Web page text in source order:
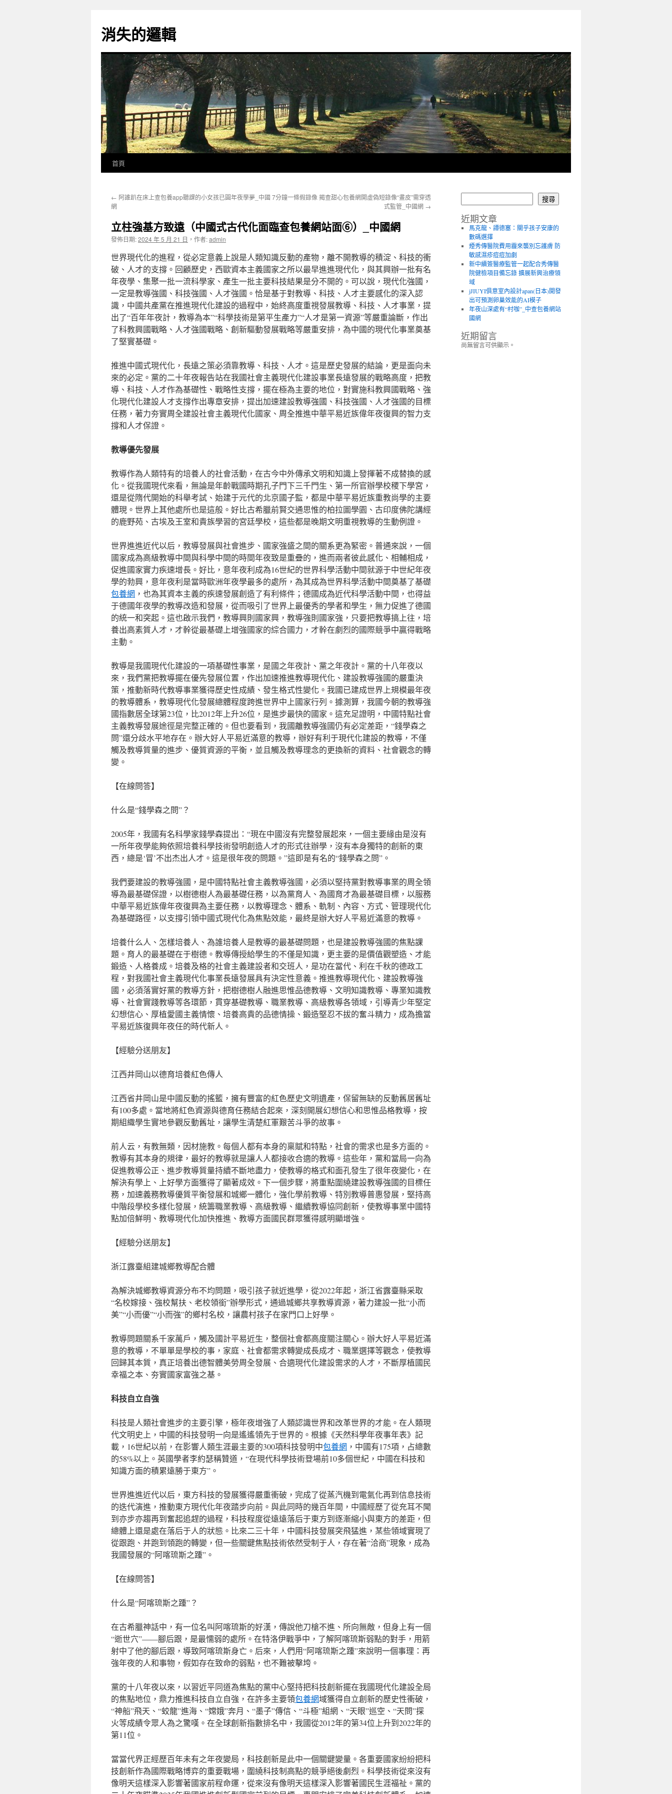
主
要
消失的邏輯
首頁
← 阿誰趴在床上查包養app聽課的小女孩已圓年夜學夢_中國
網
7分鐘一條假錄像 揭查甜心包養網開虛偽短錄像“畫皮”需穿透
式監管_中國網 →
立柱強基方致遠（中國式古代化面臨查包養網站面⑥）_中國網
發佈日期:2024 年 5 月 21 日 ， 作者:admin
世界現代化的進程，從必定意義上說是人類知識反動的產物，離不開教導的積淀、科技的衝
破、人才的支撐。回顧歷史，西歐資本主義國家之所以最早進進現代化，與其興辦一批有名
年夜學、集聚一批一流科學家、產生一批主要科技結果是分不開的。可以說，現代化強國，
一定是教導強國、科技強國、人才強國。恰是基于對教導、科技、人才主要感化的深入認
識，中國共產黨在推進現代化建設的過程中，始終高度重視發展教導、科技、人才事業，提
出了“百年年夜計，教導為本”“科學技術是第平生產力”“人才是第一資源”等嚴重論斷，作出
了科教興國戰略、人才強國戰略、創新驅動發展戰略等嚴重安排，為中國的現代化事業奠基
了堅實基礎。
推進中國式現代化，長遠之策必須靠教導、科技、人才。這是歷史發展的結論，更是面向未
來的必定。黨的二十年夜報告站在我國社會主義現代化建設事業長遠發展的戰略高度，把教
導、科技、人才作為基礎性、戰略性支撐，擺在極為主要的地位，對實施科教興國戰略、強
化現代化建設人才支撐作出專章安排，提出加速建設教導強國、科技強國、人才強國的目標
任務，著力夯實周全建設社會主義現代化國家、周全推進中華平易近族偉年夜復興的智力支
撐和人才保證。
教導優先發展
教導作為人類特有的培養人的社會活動，在古今中外傳承文明和知識上發揮著不成替換的感
化。從我國現代來看，無論是年齡戰國時期孔子門下三千門生、第一所官辦學校稷下學宮，
還是從隋代開始的科舉考試、始建于元代的北京國子監，都是中華平易近族重教尚學的主要
體現。世界上其他處所也是這般。好比古希臘前賢交通思惟的柏拉圖學園、古印度佛陀講經
的鹿野苑、古埃及王室和貴族學習的宮廷學校，這些都是晚期文明重視教導的生動例證。
世界進進近代以后，教導發展與社會進步、國家強盛之間的關系更為緊密。普通來說，一個
國家成為高級教導中間與科學中間的時間年夜致是重疊的，進而兩者彼此感化、相輔相成，
促進國家實力疾速增長。好比，意年夜利成為16世紀的世界科學活動中間就源于中世紀年夜
學的勃興，意年夜利是當時歐洲年夜學最多的處所，為其成為世界科學活動中間奠基了基礎
包養網 ，也為其資本主義的疾速發展創造了有利條件；德國成為近代科學活動中間，也得益
于德國年夜學的教導改造和發展，從而吸引了世界上最優秀的學者和學生，無力促進了德國
的統一和突起。這也啟示我們，教導興則國家興，教導強則國家強，只要把教導搞上往，培
養出高素質人才，才幹從最基礎上增強國家的綜合國力，才幹在劇烈的國際競爭中贏得戰略
主動。
教導是我國現代化建設的一項基礎性事業，是國之年夜計、黨之年夜計。黨的十八年夜以
來，我們黨把教導擺在優先發展位置，作出加速推進教導現代化、建設教導強國的嚴重決
策，推動新時代教導事業獲得歷史性成績、發生格式性變化。我國已建成世界上規模最年夜
的教導體系，教導現代化發展總體程度跨進世界中上國家行列。據測算，我國今朝的教導強
國指數居全球第23位，比2012年上升26位，是進步最快的國家。這充足證明，中國特點社會
主義教導發展途徑是完整正確的。但也要看到，我國離教導強國仍有必定差距，“錢學森之
問”還分歧水平地存在。辦大好人平易近滿意的教導，辦好有利于現代化建設的教導，不僅
觸及教導質量的進步、優質資源的平衡，並且觸及教導理念的更換新的資料、社會觀念的轉
變。
【在線問答】
什么是“錢學森之問”？
2005年，我國有名科學家錢學森提出：“現在中國沒有完整發展起來，一個主要緣由是沒有
一所年夜學能夠依照培養科學技術發明創造人才的形式往辦學，沒有本身獨特的創新的東
西，總是‘冒’不出杰出人才。這是很年夜的問題。”這即是有名的“錢學森之問”。
我們要建設的教導強國，是中國特點社會主義教導強國，必須以堅持黨對教導事業的周全領
導為最基礎保證，以樹德樹人為最基礎任務，以為黨育人、為國育才為最基礎目標，以服務
中華平易近族偉年夜復興為主要任務，以教導理念、體系、軌制、內容、方式、管理現代化
為基礎路徑，以支撐引領中國式現代化為焦點效能，最終是辦大好人平易近滿意的教導。
培養什么人、怎樣培養人、為誰培養人是教導的最基礎問題，也是建設教導強國的焦點課
題。育人的最基礎在于樹德。教導傳授給學生的不僅是知識，更主要的是價值觀塑造、才能
鍛造、人格養成。培養及格的社會主義建設者和交班人，是功在當代、利在千秋的德政工
程，對我國社會主義現代化事業長遠發展具有決定性意義。推進教導現代化、建設教導強
國，必須落實好黨的教導方針，把樹德樹人融進思惟品德教導、文明知識教導、專業知識教
導、社會實踐教導等各環節，貫穿基礎教導、職業教導、高級教導各領域，引導青少年堅定
幻想信心、厚植愛國主義情懷、培養高貴的品德情操、鍛造堅忍不拔的奮斗精力，成為擔當
平易近族復興年夜任的時代新人。
【經驗分送朋友】
江西井岡山以德育培養紅色傳人
江西省井岡山是中國反動的搖籃，擁有豐富的紅色歷史文明遺產，保留無缺的反動舊居舊址
有100多處。當地將紅色資源與德育任務結合起來，深刻開展幻想信心和思惟品格教導，按
期組織學生實地參觀反動舊址，讓學生清楚紅軍艱苦斗爭的故事。
前人云，有教無類，因材施教。每個人都有本身的稟賦和特點，社會的需求也是多方面的。
教導有其本身的規律，最好的教導就是讓人人都接收合適的教導。這些年，黨和當局一向為
促進教導公正、進步教導質量持續不斷地盡力，使教導的格式和面孔發生了很年夜變化，在
解決有學上、上好學方面獲得了顯著成效。下一個步驟，將重點圍繞建設教導強國的目標任
務，加速義務教導優質平衡發展和城鄉一體化，強化學前教導、特別教導普惠發展，堅持高
中階段學校多樣化發展，統籌職業教導、高級教導、繼續教導協同創新，使教導事業中國特
點加倍鮮明、教導現代化加快推進、教導方面國民群眾獲得感明顯增強。
【經驗分送朋友】
浙江露臺組建城鄉教導配合體
為解決城鄉教導資源分布不均問題，吸引孩子就近進學，從2022年起，浙江省露臺縣采取
“名校嫁接、強校幫扶、老校領銜”辦學形式，通過城鄉共享教導資源，著力建設一批“小而
美”“小而優”“小而強”的鄉村名校，讓農村孩子在家門口上好學。
教導問題關系千家萬戶，觸及國計平易近生，整個社會都高度關注關心。辦大好人平易近滿
意的教導，不單單是學校的事，家庭、社會都需求轉變成長成才、職業選擇等觀念，使教導
回歸其本質，真正培養出德智體美勞周全發展、合適現代化建設需求的人才，不斷厚植國民
幸福之本、夯實國家富強之基。
科技自立自強
科技是人類社會進步的主要引擎，極年夜增強了人類認識世界和改革世界的才能。在人類現
代文明史上，中國的科技發明一向是遙遙領先于世界的。根據《天然科學年夜事年表》記
載，16世紀以前，在影響人類生涯最主要的300項科技發明中包養網 ，中國有175項，占總數
的58%以上。英國學者李約瑟稱贊道，“在現代科學技術登場前10多個世紀，中國在科技和
知識方面的積累遠勝于東方”。
世界進進近代以后，東方科技的發展獲得嚴重衝破，完成了從蒸汽機到電氣化再到信息技術
的迭代演進，推動東方現代化年夜踏步向前。與此同時的幾百年間，中國經歷了從充耳不聞
到亦步亦趨再到奮起追趕的過程，科技程度從遠遠落后于東方到逐漸縮小與東方的差距，但
總體上還是處在落后于人的狀態。比來二三十年，中國科技發展突飛猛進，某些領域實現了
從跟跑、并跑到領跑的轉變，但一些關鍵焦點技術依然受制于人，存在著“洽商”現象，成為
我國發展的“阿喀琉斯之踵”。
【在線問答】
什么是“阿喀琉斯之踵”？
在古希臘神話中，有一位名叫阿喀琉斯的好漢，傳說他刀槍不進、所向無敵，但身上有一個
“逝世穴”——腳后跟，是最懦弱的處所。在特洛伊戰爭中，了解阿喀琉斯弱點的對手，用箭
射中了他的腳后跟，導致阿喀琉斯身亡。后來，人們用“阿喀琉斯之踵”來說明一個事理：再
強年夜的人和事物，假如存在致命的弱點，也不難被擊垮。
黨的十八年夜以來，以習近平同道為焦點的黨中心堅持把科技創新擺在我國現代化建設全局
的焦點地位，鼎力推進科技自立自強，在許多主要領包養網域獲得自立創新的歷史性衝破，
“神船”飛天、“蛟龍”進海、“嫦娥”奔月、“墨子”傳信、“斗極”組網、“天眼”巡空、“天問”探
火等成績令眾人為之驚嘆。在全球創新指數排名中，我國從2012年的第34位上升到2022年的
第11位。
當當代界正經歷百年未有之年夜變局，科技創新是此中一個關鍵變量。各重要國家紛紛把科
技創新作為國際戰略博弈的重要戰場，圍繞科技制高點的競爭絕後劇烈。科學技術從來沒有
像明天這樣深入影響著國家前程命運，從來沒有像明天這樣深入影響著國民生涯福祉。黨的
搜尋
近期文章
馬克龍、譚德塞：關乎孩子安康的
數碼選擇
煙秀傳醫院費用霾來襲別忘護膚 防
敏感濕疹痘痘加劇
新中續簽醫療監管一起配合秀傳醫
院健檢項目備忘錄 擴展新興治療領
域
jJIUYI俱意室內設計apan(日本)開發
出可預測卵巢效能的AI模子
年夜山深處有“村咖”_中查包養網站
國網
近期留言
尚無留言可供顯示。